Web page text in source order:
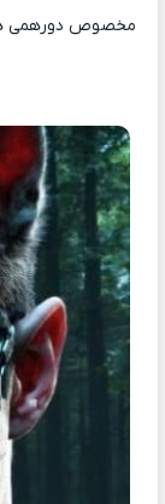
مخصوص دورهمی